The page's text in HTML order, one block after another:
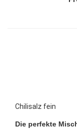
Chilisalz fein
Die perfekte